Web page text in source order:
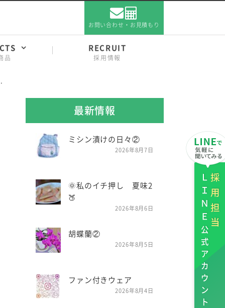
採用担当
ＬＩＮＥ
公式アカウント
お問い合わせ・お見積もり
品
RECRUIT
採用情報
最新情報
ミシン漬けの日々②
2026年8月7日
🌞私のイチ押し 夏味2
🍑
2026年8月6日
胡蝶蘭②
2026年8月5日
ファン付きウェア
2026年8月4日